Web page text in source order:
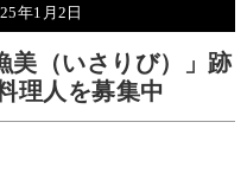
年1月2日
美（いさりび）」跡
理人を募集中